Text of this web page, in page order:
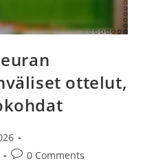
ottelut,
Post0 Comments